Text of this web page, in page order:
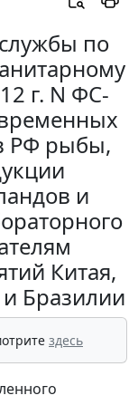
по
г. N ФС-
РФ рыбы,
и
Китая,
Бразилии
здесь